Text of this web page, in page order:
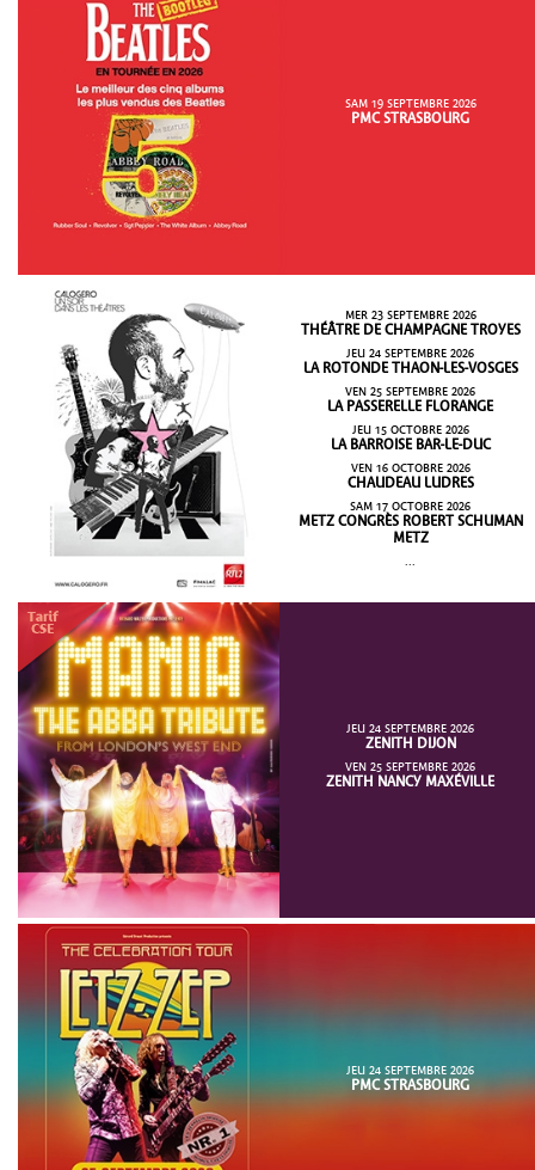
SAM 19 SEPTEMBRE 2026
PMC STRASBOURG
MER 23 SEPTEMBRE 2026
THÉÂTRE DE CHAMPAGNE TROYES
JEU 24 SEPTEMBRE 2026
LA ROTONDE THAON-LES-VOSGES
VEN 25 SEPTEMBRE 2026
LA PASSERELLE FLORANGE
JEU 15 OCTOBRE 2026
LA BARROISE BAR-LE-DUC
VEN 16 OCTOBRE 2026
CHAUDEAU LUDRES
SAM 17 OCTOBRE 2026
METZ CONGRÈS ROBERT SCHUMAN
METZ
JEU 24 SEPTEMBRE 2026
ZENITH DIJON
VEN 25 SEPTEMBRE 2026
ZENITH NANCY MAXÉVILLE
JEU 24 SEPTEMBRE 2026
PMC STRASBOURG